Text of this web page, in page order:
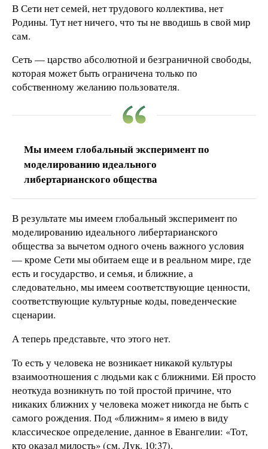
В Сети нет семей, нет трудового коллектива, нет
Родины. Тут нет ничего, что ты не вводишь в свой мир
сам.
Сеть — царство абсолютной и безграничной свободы,
которая может быть ограничена только по
собственному желанию пользователя.
Мы имеем глобальный эксперимент по
моделированию идеального
либертарианского общества
В результате мы имеем глобальный эксперимент по
моделированию идеального либертарианского
общества за вычетом одного очень важного условия
— кроме Сети мы обитаем еще и в реальном мире, где
есть и государство, и семья, и ближние, а
следовательно, мы имеем соответствующие ценности,
соответствующие культурные коды, поведенческие
сценарии.
А теперь представьте, что этого нет.
То есть у человека не возникает никакой культуры
взаимоотношения с людьми как с ближними. Ей просто
неоткуда возникнуть по той простой причине, что
никаких ближних у человека может никогда не быть с
самого рождения. Под «ближним» я имею в виду
классическое определение, данное в Евангелии: «Тот,
кто оказал милость» (см. Лук. 10:37).